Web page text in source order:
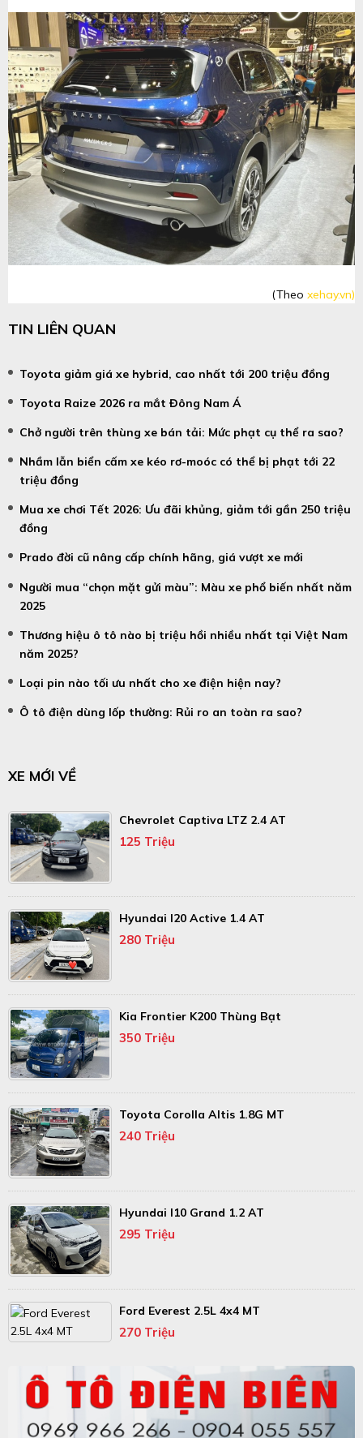
(Theo xehay.vn)
TIN LIÊN QUAN
Toyota giảm giá xe hybrid, cao nhất tới 200 triệu đồng
Toyota Raize 2026 ra mắt Đông Nam Á
Chở người trên thùng xe bán tải: Mức phạt cụ thể ra sao?
Nhầm lẫn biển cấm xe kéo rơ-moóc có thể bị phạt tới 22
triệu đồng
Mua xe chơi Tết 2026: Ưu đãi khủng, giảm tới gần 250 triệu
đồng
Prado đời cũ nâng cấp chính hãng, giá vượt xe mới
Người mua “chọn mặt gửi màu”: Màu xe phổ biến nhất năm
2025
Thương hiệu ô tô nào bị triệu hồi nhiều nhất tại Việt Nam
năm 2025?
Loại pin nào tối ưu nhất cho xe điện hiện nay?
Ô tô điện dùng lốp thường: Rủi ro an toàn ra sao?
XE MỚI VỀ
Chevrolet Captiva LTZ 2.4 AT
125 Triệu
Hyundai I20 Active 1.4 AT
280 Triệu
Kia Frontier K200 Thùng Bạt
350 Triệu
Toyota Corolla Altis 1.8G MT
240 Triệu
Hyundai I10 Grand 1.2 AT
295 Triệu
Ford Everest 2.5L 4x4 MT
270 Triệu